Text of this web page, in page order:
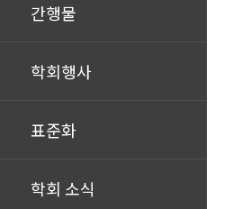
간행물
학회행사
표준화
학회 소식